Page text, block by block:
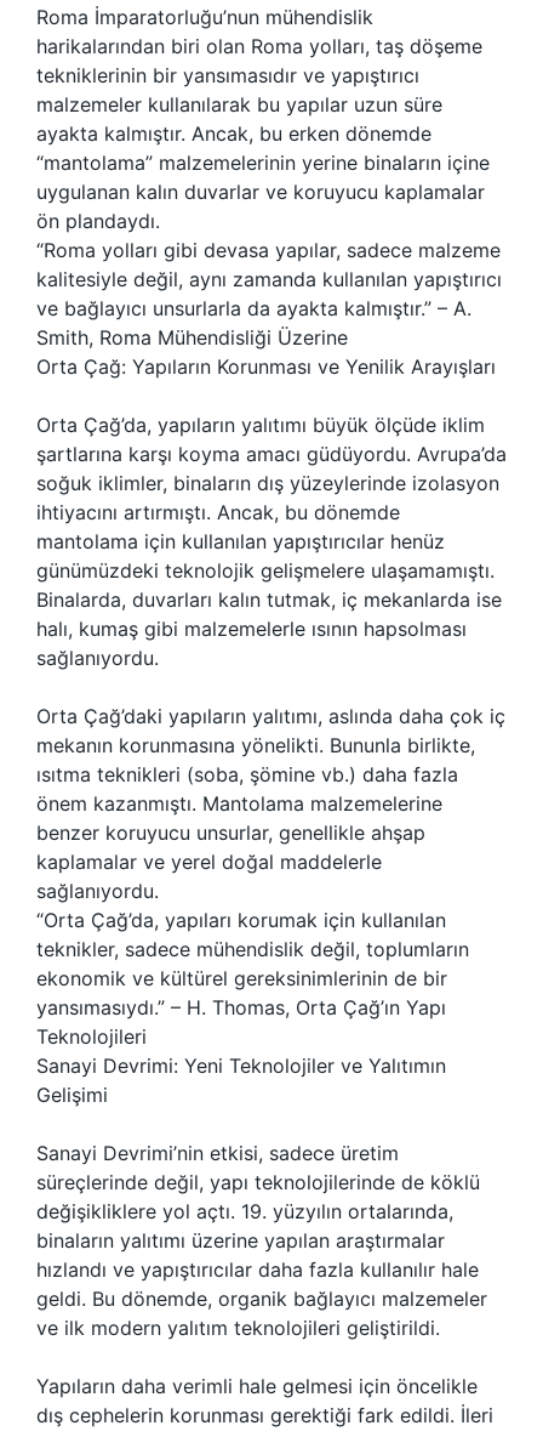
Roma İmparatorluğu’nun mühendislik
harikalarından biri olan Roma yolları, taş döşeme
tekniklerinin bir yansımasıdır ve yapıştırıcı
malzemeler kullanılarak bu yapılar uzun süre
ayakta kalmıştır. Ancak, bu erken dönemde
“mantolama” malzemelerinin yerine binaların içine
uygulanan kalın duvarlar ve koruyucu kaplamalar
ön plandaydı.
“Roma yolları gibi devasa yapılar, sadece malzeme
kalitesiyle değil, aynı zamanda kullanılan yapıştırıcı
ve bağlayıcı unsurlarla da ayakta kalmıştır.” – A.
Smith, Roma Mühendisliği Üzerine
Orta Çağ: Yapıların Korunması ve Yenilik Arayışları
Orta Çağ’da, yapıların yalıtımı büyük ölçüde iklim
şartlarına karşı koyma amacı güdüyordu. Avrupa’da
soğuk iklimler, binaların dış yüzeylerinde izolasyon
ihtiyacını artırmıştı. Ancak, bu dönemde
mantolama için kullanılan yapıştırıcılar henüz
günümüzdeki teknolojik gelişmelere ulaşamamıştı.
Binalarda, duvarları kalın tutmak, iç mekanlarda ise
halı, kumaş gibi malzemelerle ısının hapsolması
sağlanıyordu.
Orta Çağ’daki yapıların yalıtımı, aslında daha çok iç
mekanın korunmasına yönelikti. Bununla birlikte,
ısıtma teknikleri (soba, şömine vb.) daha fazla
önem kazanmıştı. Mantolama malzemelerine
benzer koruyucu unsurlar, genellikle ahşap
kaplamalar ve yerel doğal maddelerle
sağlanıyordu.
“Orta Çağ’da, yapıları korumak için kullanılan
teknikler, sadece mühendislik değil, toplumların
ekonomik ve kültürel gereksinimlerinin de bir
yansımasıydı.” – H. Thomas, Orta Çağ’ın Yapı
Teknolojileri
Sanayi Devrimi: Yeni Teknolojiler ve Yalıtımın
Gelişimi
Sanayi Devrimi’nin etkisi, sadece üretim
süreçlerinde değil, yapı teknolojilerinde de köklü
değişikliklere yol açtı. 19. yüzyılın ortalarında,
binaların yalıtımı üzerine yapılan araştırmalar
hızlandı ve yapıştırıcılar daha fazla kullanılır hale
geldi. Bu dönemde, organik bağlayıcı malzemeler
ve ilk modern yalıtım teknolojileri geliştirildi.
Yapıların daha verimli hale gelmesi için öncelikle
dış cephelerin korunması gerektiği fark edildi. İleri